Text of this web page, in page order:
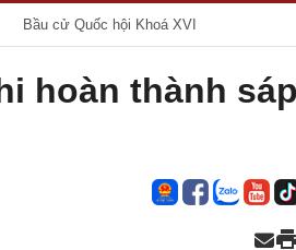
Bầu cử Quốc hội Khoá XVI
hoàn thành